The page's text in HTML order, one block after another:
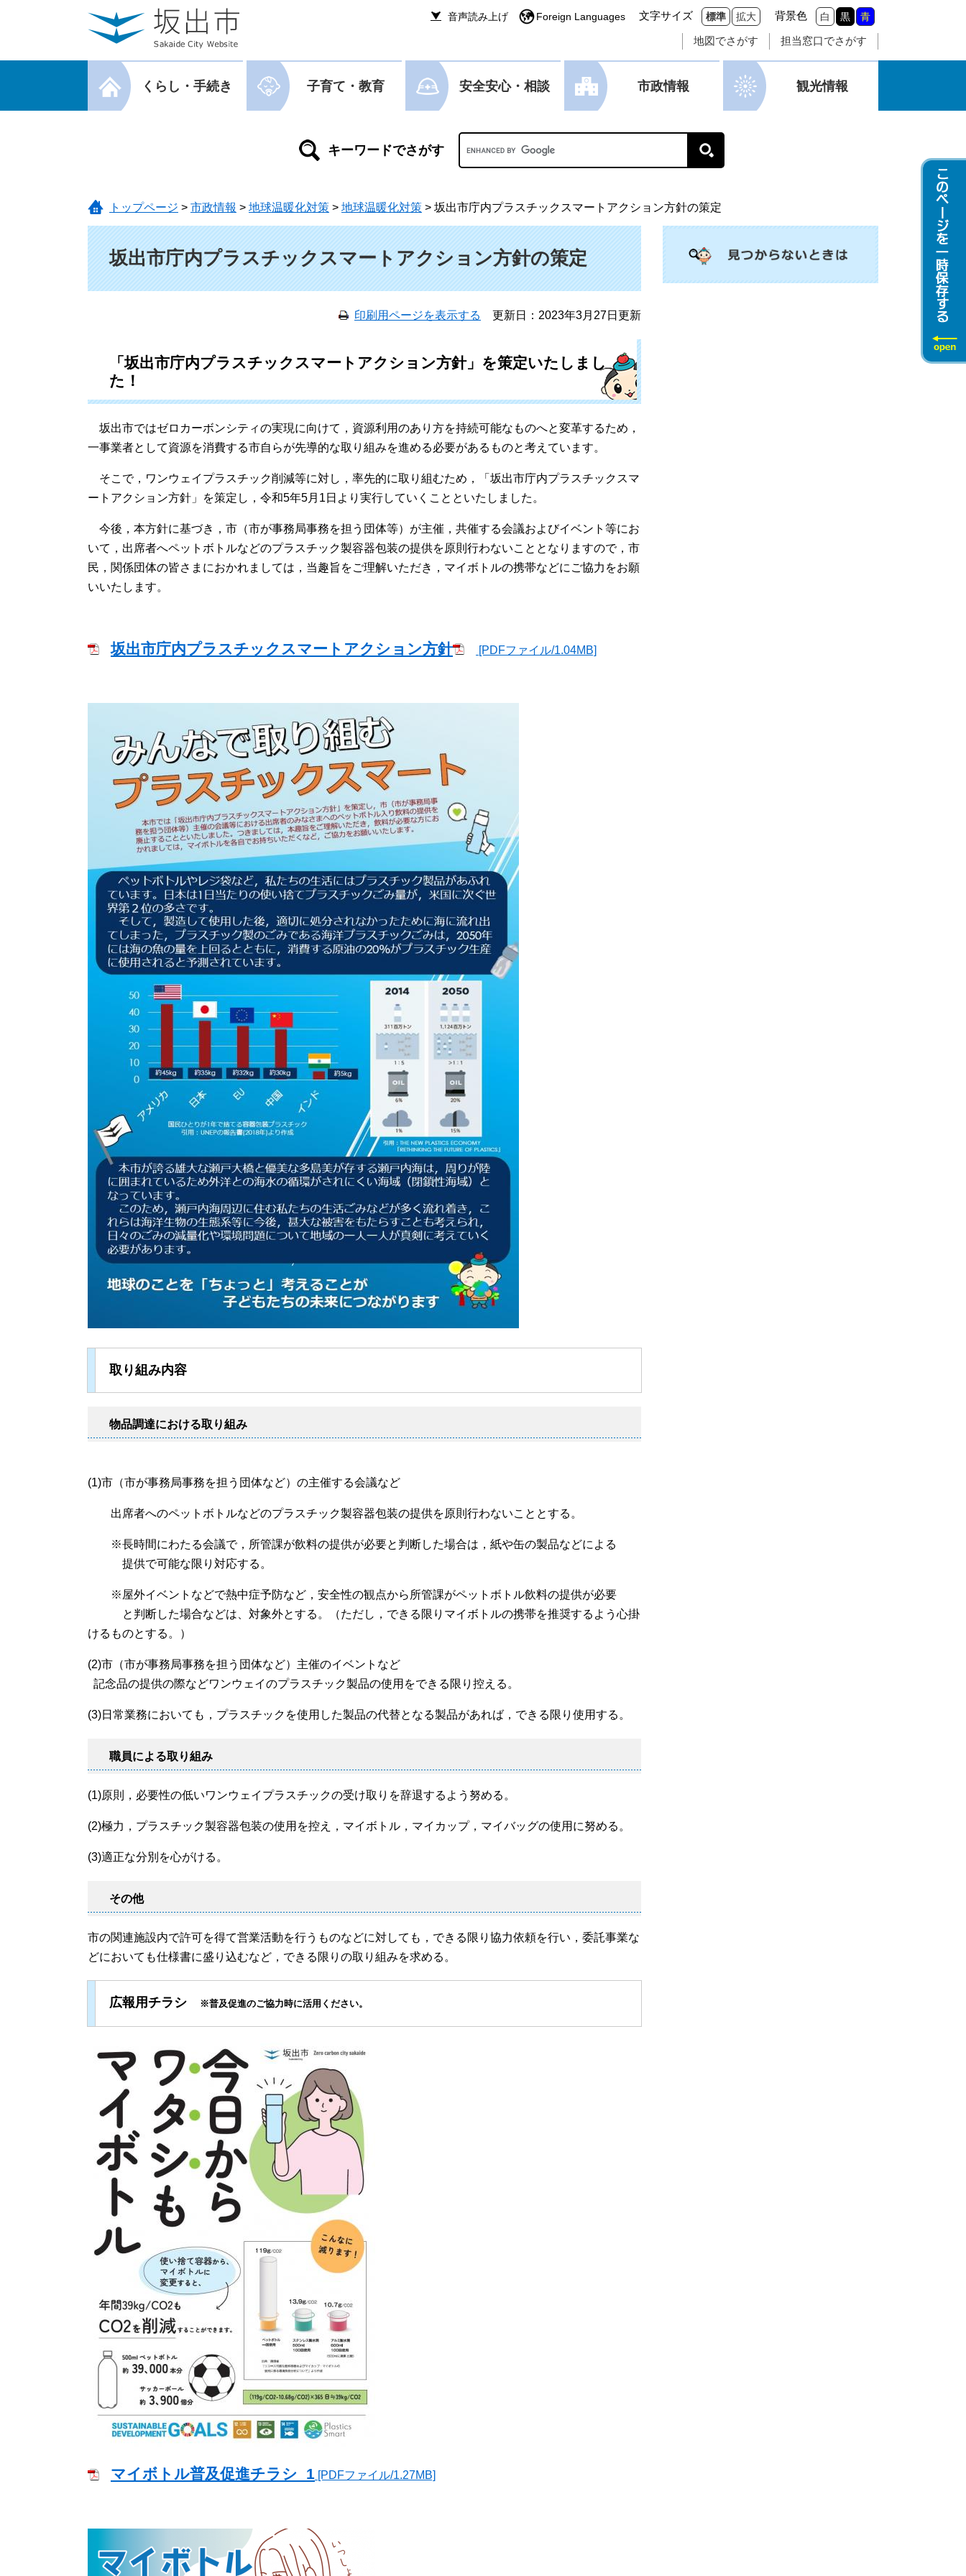
音声読み上げ Foreign Languages 文字サイズ 標準 拡大 背景色 白 黒 青
地図でさがす 担当窓口でさがす
メニューを閉じる
くらし・手続き 子育て・教育 安全安心・相談 市政情報 観光情報
Googleカスタム検索
トップページ > 市政情報 > 地球温暖化対策 > 地球温暖化対策 > 坂出市庁内プラスチックスマートアクション方針の策定
坂出市庁内プラスチックスマートアクション方針の策定
印刷用ページを表示する 更新日：2023年3月27日更新
「坂出市庁内プラスチックスマートアクション方針」を策定いたしまし
た！
坂出市ではゼロカーボンシティの実現に向けて，資源利用のあり方を持続可能なものへと変革するため，
一事業者として資源を消費する市自らが先導的な取り組みを進める必要があるものと考えています。
そこで，ワンウェイプラスチック削減等に対し，率先的に取り組むため，「坂出市庁内プラスチックスマ
ートアクション方針」を策定し，令和5年5月1日より実行していくことといたしました。
今後，本方針に基づき，市（市が事務局事務を担う団体等）が主催，共催する会議およびイベント等にお
いて，出席者へペットボトルなどのプラスチック製容器包装の提供を原則行わないこととなりますので，市
民，関係団体の皆さまにおかれましては，当趣旨をご理解いただき，マイボトルの携帯などにご協力をお願
いいたします。
坂出市庁内プラスチックスマートアクション方針 [PDFファイル/1.04MB]
取り組み内容
物品調達における取り組み
(1)市（市が事務局事務を担う団体など）の主催する会議など
出席者へのペットボトルなどのプラスチック製容器包装の提供を原則行わないこととする。
※長時間にわたる会議で，所管課が飲料の提供が必要と判断した場合は，紙や缶の製品などによる
提供で可能な限り対応する。
※屋外イベントなどで熱中症予防など，安全性の観点から所管課がペットボトル飲料の提供が必要
と判断した場合などは、対象外とする。（ただし，できる限りマイボトルの携帯を推奨するよう心掛
けるものとする。）
(2)市（市が事務局事務を担う団体など）主催のイベントなど
記念品の提供の際などワンウェイのプラスチック製品の使用をできる限り控える。
(3)日常業務においても，プラスチックを使用した製品の代替となる製品があれば，できる限り使用する。
職員による取り組み
(1)原則，必要性の低いワンウェイプラスチックの受け取りを辞退するよう努める。
(2)極力，プラスチック製容器包装の使用を控え，マイボトル，マイカップ，マイバッグの使用に努める。
(3)適正な分別を心がける。
その他
市の関連施設内で許可を得て営業活動を行うものなどに対しても，できる限り協力依頼を行い，委託事業な
どにおいても仕様書に盛り込むなど，できる限りの取り組みを求める。
広報用チラシ ※普及促進のご協力時に活用ください。
マイボトル普及促進チラシ_1 [PDFファイル/1.27MB]